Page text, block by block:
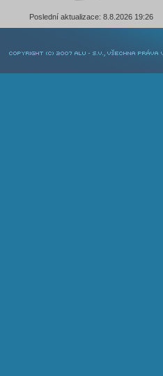
Poslední aktualizace: 8.8.2026 19:26
COPYRIGHT © 2007 ALU-SV, VŠECHNA PRÁVA VYHRAZENA